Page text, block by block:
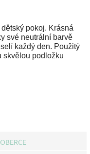
pokoj. Krásná
své neutrální barvě
každý den. Použitý
skvělou podložku